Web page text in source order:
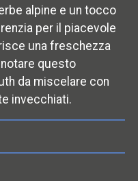
alpine e un tocco
per il piacevole
una freschezza
questo
da miscelare con
invecchiati.